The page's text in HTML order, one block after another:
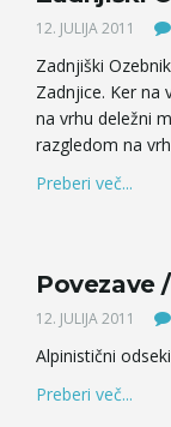
12. JULIJA 2011
Zadnjiški
Zadnjice. Ker na
na vrhu deležni
razgledom na
Preberi več...
Povezave
12. JULIJA 2011
Alpinistični odseki
Preberi več...